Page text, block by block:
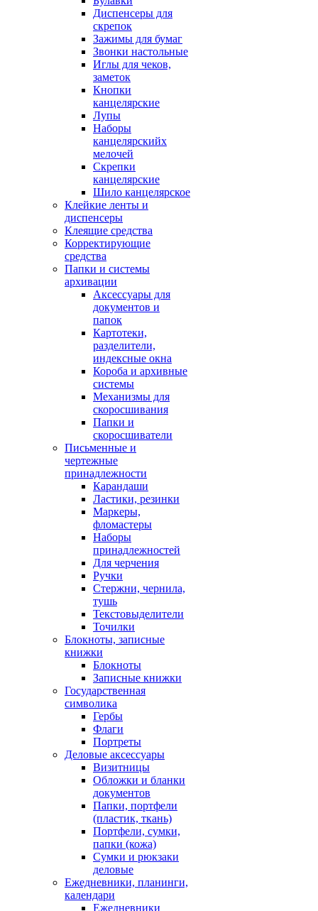
Диспенсеры для
скрепок
Зажимы для бумаг
Звонки настольные
Иглы для чеков,
заметок
Кнопки
канцелярские
Лупы
Наборы
канцелярскийх
мелочей
Скрепки
канцелярские
Шило канцелярское
Клейкие ленты и
диспенсеры
Клеящие средства
Корректирующие
средства
Папки и системы
архивации
Аксессуары для
документов и
папок
Картотеки,
разделители,
индексные окна
Короба и архивные
системы
Механизмы для
скоросшивания
Папки и
скоросшиватели
Письменные и
чертежные
принадлежности
Карандаши
Ластики, резинки
Маркеры,
фломастеры
Наборы
принадлежностей
Для черчения
Ручки
Стержни, чернила,
тушь
Текстовыделители
Точилки
Блокноты, записные
книжки
Блокноты
Записные книжки
Государственная
символика
Гербы
Флаги
Портреты
Деловые аксессуары
Визитницы
Обложки и бланки
документов
Папки, портфели
(пластик, ткань)
Портфели, сумки,
папки (кожа)
Сумки и рюкзаки
деловые
Ежедневники, планинги,
календари
Ежедневники